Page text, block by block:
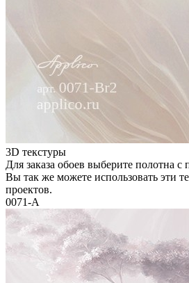
3D текстуры
Для заказа обоев выберите полотна
Вы так же можете использовать эти
проектов.
0071-A